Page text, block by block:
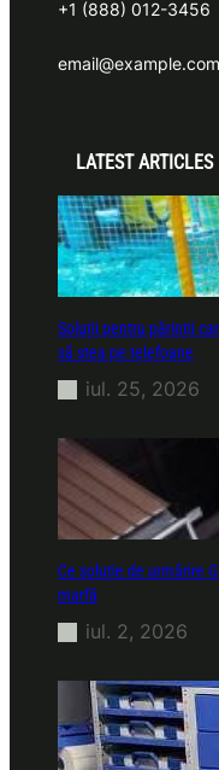
+1 (888) 012-3456
email@example.com
LATEST ARTICLES
Soluții pentru părinții
să stea pe telefoane
iul. 25, 2026
Ce soluție de urmărire
marfă
iul. 2, 2026